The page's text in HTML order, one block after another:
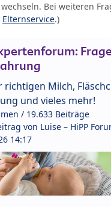
wechseln. Bei weiteren
Elternservice.)
richtigen Milch,
und vieles mehr!
/ 19.633 Beiträge
von Luise – HiPP
14:17